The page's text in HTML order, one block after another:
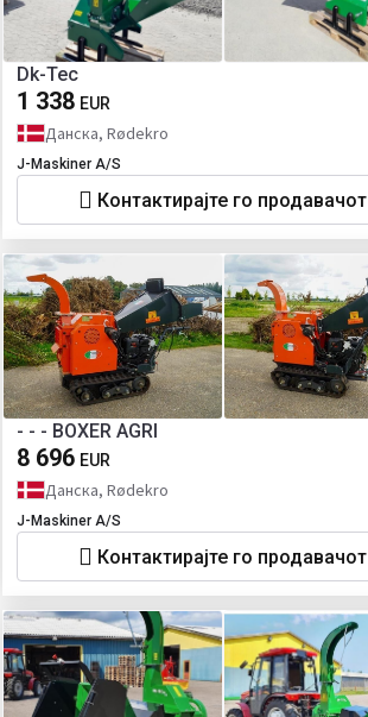
Dk-Tec
1 338 EUR
Данска, Rødekro
J-Maskiner A/S
Контактирајте го продавачот
- - - BOXER AGRI
8 696 EUR
Данска, Rødekro
J-Maskiner A/S
Контактирајте го продавачот